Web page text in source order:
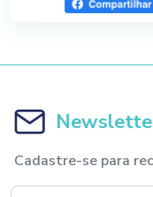
Cadastre-se para